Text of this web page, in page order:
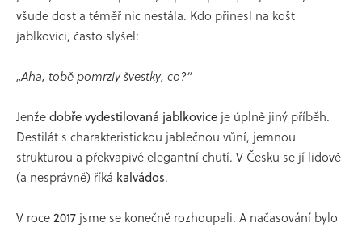
všude dost a téměř nic nestála. Kdo přinesl na košt
jablkovici, často slyšel:
„Aha, tobě pomrzly švestky, co?“
Jenžedobře vydestilovaná jablkovice je úplně jiný příběh.
Destilát s charakteristickou jablečnou vůní, jemnou
strukturou a překvapivě elegantní chutí. V Česku se jí lidově
(a nesprávně) říká kalvádos.
V roce2017 jsme se konečně rozhoupali. A načasování bylo